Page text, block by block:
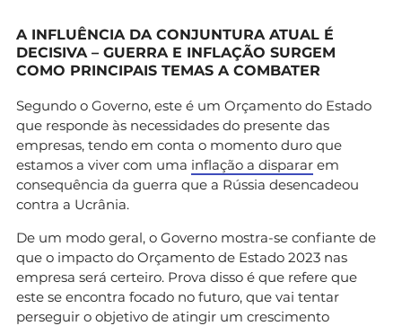
A INFLUÊNCIA DA CONJUNTURA ATUAL É
DECISIVA – GUERRA E INFLAÇÃO SURGEM
COMO PRINCIPAIS TEMAS A COMBATER
Segundo o Governo, este é um Orçamento do Estado
que responde às necessidades do presente das
empresas, tendo em conta o momento duro que
estamos a viver com uma inflação a disparar em
consequência da guerra que a Rússia desencadeou
contra a Ucrânia.
De um modo geral, o Governo mostra-se confiante de
que o impacto do Orçamento de Estado 2023 nas
empresa será certeiro. Prova disso é que refere que
este se encontra focado no futuro, que vai tentar
perseguir o objetivo de atingir um crescimento